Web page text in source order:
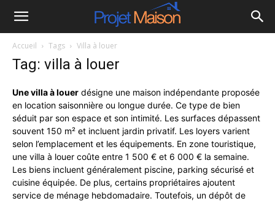
Projet
maison
Accueil Tags Villa à louer
Tag: villa à louer
Une villa à louer désigne une maison indépendante proposée
en location saisonnière ou longue durée. Ce type de bien
séduit par son espace et son intimité. Les surfaces dépassent
souvent 150 m² et incluent jardin privatif. Les loyers varient
selon l’emplacement et les équipements. En zone touristique,
une villa à louer coûte entre 1 500 € et 6 000 € la semaine.
Les biens incluent généralement piscine, parking sécurisé et
cuisine équipée. De plus, certains propriétaires ajoutent
service de ménage hebdomadaire. Toutefois, un dépôt de